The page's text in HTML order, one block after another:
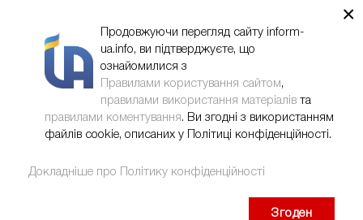
×
Продовжуючи перегляд сайту inform-
ua.info, ви підтверджуєте, що
ознайомилися з
Правилами користування сайтом,
правилами використання матеріалів та
правилами коментування. Ви згодні з використанням
файлів cookie, описаних у Політиці конфіденційності.
Докладніше про Політику конфіденційності
Згоден